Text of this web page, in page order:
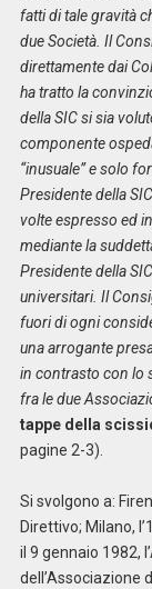
fatti di tale gravità
due Società. Il
direttamente dai
ha tratto la
della SIC si sia
componente
“inusuale” e solo
Presidente della
volte espresso ed
mediante la
Presidente della
universitari. Il
fuori di ogni
una arrogante
in contrasto con lo
fra le due
tappe della
pagine 2-3).
Si svolgono a:
Direttivo; Milano,
il 9 gennaio 1982,
dell’Associazione